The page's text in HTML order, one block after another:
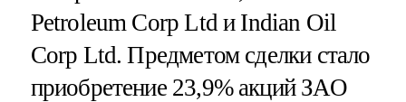
Petroleum Corp Ltd и Indian Oil
Corp Ltd. Предметом сделки стало
приобретение 23,9% акций ЗАО